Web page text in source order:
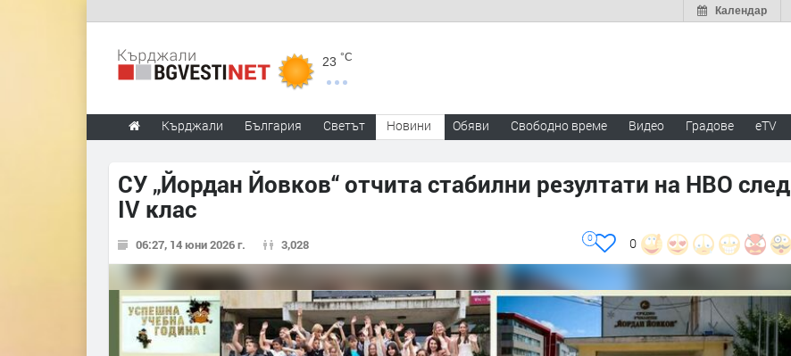
Календар
23 °C
Кърджали България Светът Новини Обяви Свободно време Видео Градове eTV
СУ „Йордан Йовков“ отчита стабилни резултати на НВО след
IV клас
06:27, 14 юни 2026 г. 3,028 0
0